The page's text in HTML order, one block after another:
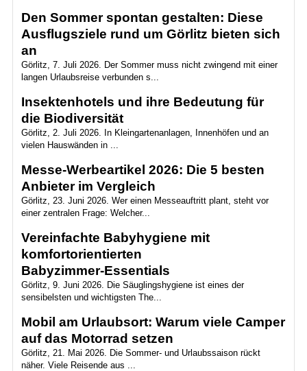
Den Sommer spontan gestalten: Diese
Ausflugsziele rund um Görlitz bieten sich
an
Görlitz, 7. Juli 2026. Der Sommer muss nicht zwingend mit einer
langen Urlaubsreise verbunden s...
Insektenhotels und ihre Bedeutung für
die Biodiversität
Görlitz, 2. Juli 2026. In Kleingartenanlagen, Innenhöfen und an
vielen Hauswänden in ...
Messe-Werbeartikel 2026: Die 5 besten
Anbieter im Vergleich
Görlitz, 23. Juni 2026. Wer einen Messeauftritt plant, steht vor
einer zentralen Frage: Welcher...
Vereinfachte Babyhygiene mit
komfortorientierten
Babyzimmer‑Essentials
Görlitz, 9. Juni 2026. Die Säuglingshygiene ist eines der
sensibelsten und wichtigsten The...
Mobil am Urlaubsort: Warum viele Camper
auf das Motorrad setzen
Görlitz, 21. Mai 2026. Die Sommer- und Urlaubssaison rückt
näher. Viele Reisende aus ...